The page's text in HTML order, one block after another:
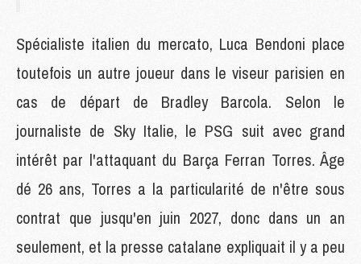
Spécialiste italien du mercato, Luca Bendoni place
toutefois un autre joueur dans le viseur parisien en
cas de départ de Bradley Barcola. Selon le
journaliste de Sky Italie, le PSG suit avec grand
intérêt par l'attaquant du Barça Ferran Torres. Âge
dé 26 ans, Torres a la particularité de n'être sous
contrat que jusqu'en juin 2027, donc dans un an
seulement, et la presse catalane expliquait il y a peu